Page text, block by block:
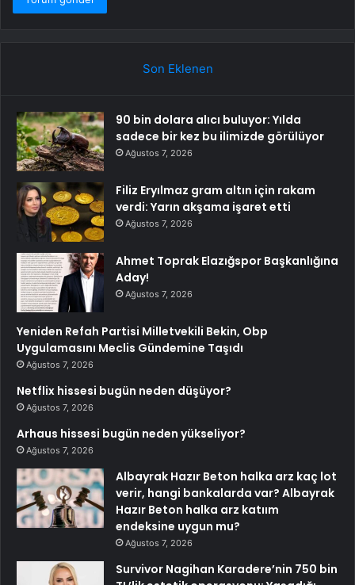
Son Eklenen
90 bin dolara alıcı buluyor: Yılda
sadece bir kez bu ilimizde görülüyor
Ağustos 7, 2026
Filiz Eryılmaz gram altın için rakam
verdi: Yarın akşama işaret etti
Ağustos 7, 2026
Ahmet Toprak Elazığspor Başkanlığına
Aday!
Ağustos 7, 2026
Yeniden Refah Partisi Milletvekili Bekin, Obp
Uygulamasını Meclis Gündemine Taşıdı
Ağustos 7, 2026
Netflix hissesi bugün neden düşüyor?
Ağustos 7, 2026
Arhaus hissesi bugün neden yükseliyor?
Ağustos 7, 2026
Albayrak Hazır Beton halka arz kaç lot
verir, hangi bankalarda var? Albayrak
Hazır Beton halka arz katıım
endeksine uygun mu?
Ağustos 7, 2026
Survivor Nagihan Karadere’nin 750 bin